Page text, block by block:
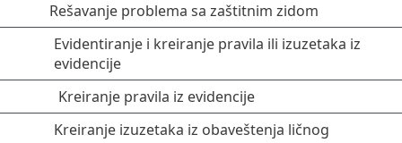
Rešavanje problema sa zaštitnim zidom
Evidentiranje i kreiranje pravila ili izuzetaka iz
evidencije
Kreiranje pravila iz evidencije
Kreiranje izuzetaka iz obaveštenja ličnog